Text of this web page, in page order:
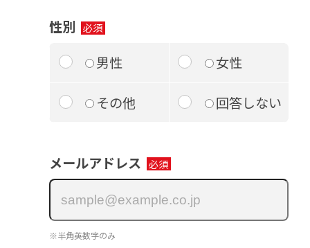
性別
男性
女性
その他 回答しない
メールアドレス
※半角英数字のみ